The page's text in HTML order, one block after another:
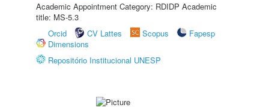
Academic Appointment Category: RDIDP Academic
title: MS-5.3
Orcid
CV Lattes Scopus
Fapesp
Dimensions
Repositório Institucional UNESP